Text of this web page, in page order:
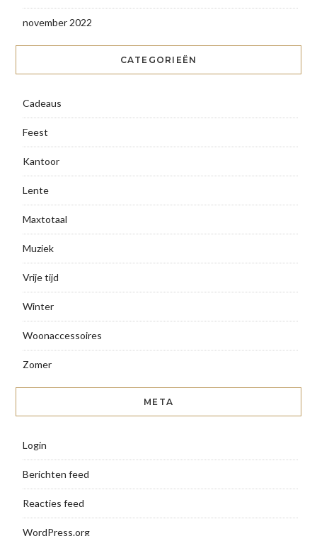
november 2022
CATEGORIEËN
Cadeaus
Feest
Kantoor
Lente
Maxtotaal
Muziek
Vrije tijd
Winter
Woonaccessoires
Zomer
META
Login
Berichten feed
Reacties feed
WordPress.org